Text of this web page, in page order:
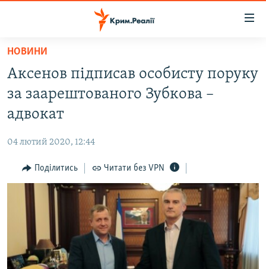
Перейти
основного
матеріалу
до
основної
Перейти
до
пошуку
ВІДЕО ТА ФОТО
БЛОГИ
ПОГЛЯД
ІНТЕРВ'Ю
ВСЕ ЗА ДЕНЬ
СПЕЦПРОЕКТИ
ДЕПОРТАЦІЯ
ЯК ОБІЙТИ БЛОКУВАННЯ
НОВИНИ
Аксенов підписав особисту поруку
за заарештованого Зубкова –
адвокат
04 лютий 2020, 12:44
Поділитись Читати без VPN